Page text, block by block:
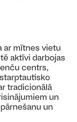
ar mītnes vietu
aktīvi darbojas
centrs,
tradicionālā
un
un